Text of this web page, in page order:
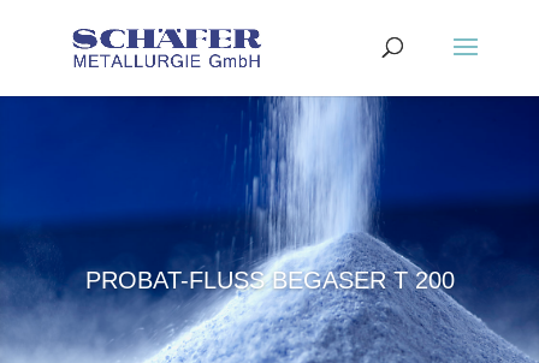
PROBAT-FLUSS BEGASER T 200